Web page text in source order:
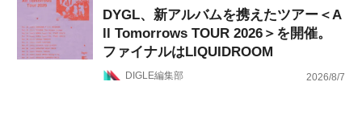
DYGL、新アルバムを携えたツアー＜A
ll Tomorrows TOUR 2026＞を開催。
ファイナルはLIQUIDROOM
DIGLE編集部 2026/8/7